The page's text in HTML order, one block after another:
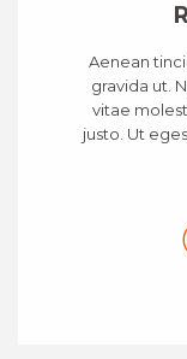
Aenean
gravida ut.
vitae
justo. Ut